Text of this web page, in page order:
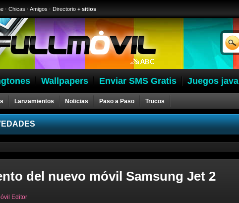
· Chicas · Amigos · Directorio + sitios
Wallpapers Enviar SMS Gratis Juegos java
Lanzamientos Noticias Paso a Paso Trucos
del nuevo móvil Samsung Jet 2
Editor